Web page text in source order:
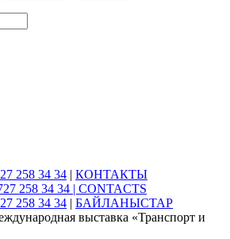
258 34 34 | КОНТАКТЫ
258 34 34 | CONTACTS
258 34 34 | БАЙЛАНЫСТАР
выставка «Транспорт и